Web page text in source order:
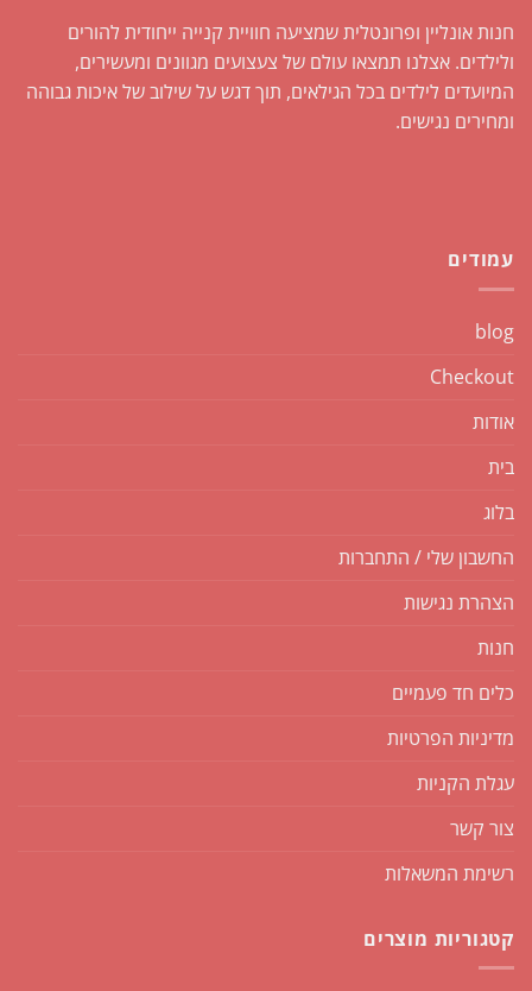
חנות אונליין ופרונטלית שמציעה חוויית קנייה ייחודית להורים
ולילדים. אצלנו תמצאו עולם של צעצועים מגוונים ומעשירים,
המיועדים לילדים בכל הגילאים, תוך דגש על שילוב של איכות גבוהה
ומחירים נגישים.
עמודים
blog
Checkout
אודות
בית
בלוג
החשבון שלי / התחברות
הצהרת נגישות
חנות
כלים חד פעמיים
מדיניות הפרטיות
עגלת הקניות
צור קשר
רשימת המשאלות
קטגוריות מוצרים